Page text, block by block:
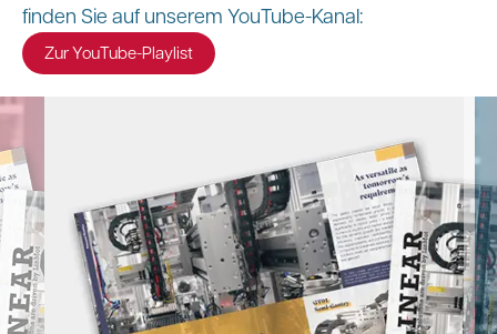
finden Sie auf unserem YouTube-Kanal:
Zur YouTube-Playlist